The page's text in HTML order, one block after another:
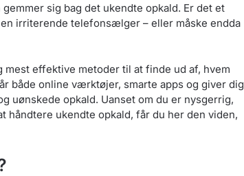
sig bag det ukendte opkald. Er det et
irriterende telefonsælger – eller måske endda
effektive metoder til at finde ud af, hvem
både online værktøjer, smarte apps og giver dig
uønskede opkald. Uanset om du er nysgerrig,
ukendte opkald, får du her den viden,